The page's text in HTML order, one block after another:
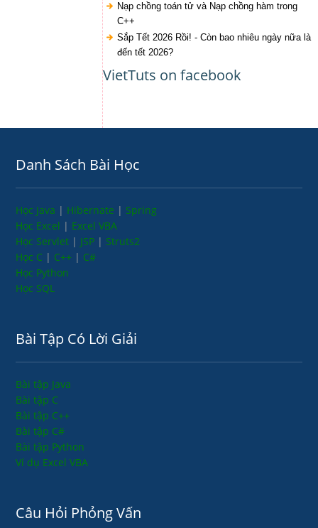
Nạp chồng toán tử và Nạp chồng hàm trong
C++
Sắp Tết 2026 Rồi! - Còn bao nhiêu ngày nữa là
đến tết 2026?
VietTuts on facebook
Danh Sách Bài Học
Học Java | Hibernate | Spring
Học Excel | Excel VBA
Học Servlet | JSP | Struts2
Học C | C++ | C#
Học Python
Học SQL
Bài Tập Có Lời Giải
Bài tập Java
Bài tập C
Bài tập C++
Bài tập C#
Bài tập Python
Ví dụ Excel VBA
Câu Hỏi Phỏng Vấn